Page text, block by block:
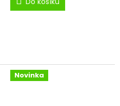
Novinka